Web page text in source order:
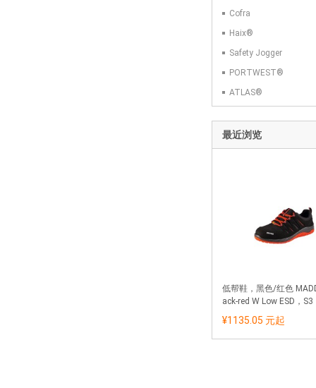
Cofra
Haix®
Safety Jogger
PORTWEST®
ATLAS®
最近浏览
低帮鞋，黑色/红色
ack-red W Low ESD，S3
¥1135.05 元起